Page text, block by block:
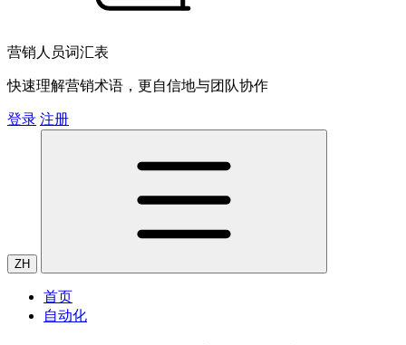
营销人员词汇表
快速理解营销术语，更自信地与团队协作
登录 注册
ZH
首页
自动化